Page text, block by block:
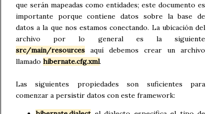
que serán mapeadas como entidades; este documento es
importante porque contiene datos sobre la base de
datos a la que nos estamos conectando. La ubicación del
archivo por lo general es la siguiente
src/main/resources aquí debemos crear un archivo
llamado hibernate.cfg.xml.
Las siguientes propiedades son suficientes para
comenzar a persistir datos con este framework: